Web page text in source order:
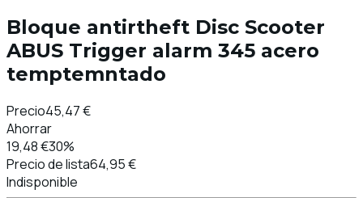
Bloque antirtheft Disc Scooter
ABUS Trigger alarm 345 acero
temptemntado
Precio45,47 €
Ahorrar
19,48 €30%
Precio de lista64,95 €
Indisponible